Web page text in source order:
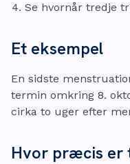
Se hvornår tredje
Et eksempel
En sidste
termin omkring 8.
cirka to uger efter
Hvor præcis er